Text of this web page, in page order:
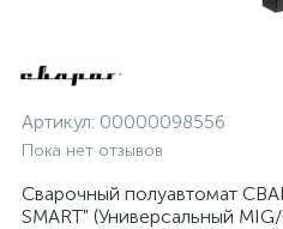
Артикул: 00000098556
Пока нет отзывов
Сварочный полуавтомат
SMART" (Универсальный